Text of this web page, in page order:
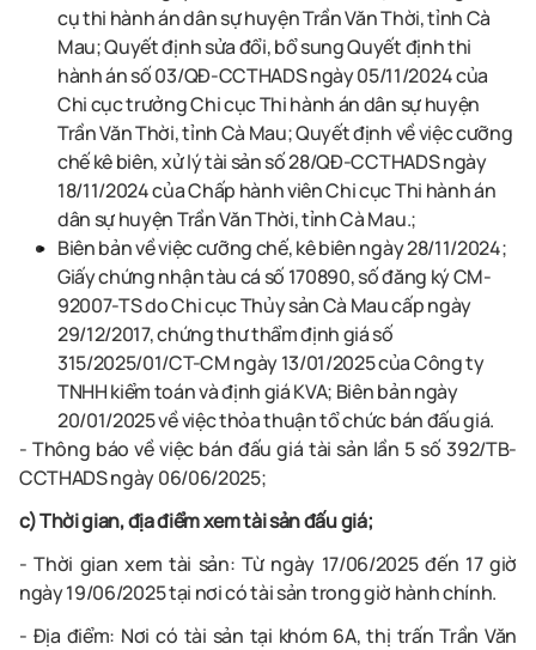
cụ thi hành án dân sự huyện Trần Văn Thời, tỉnh Cà
Mau; Quyết định sửa đổi, bổ sung Quyết định thi
hành án số 03/QĐ-CCTHADS ngày 05/11/2024 của
Chi cục trưởng Chi cục Thi hành án dân sự huyện
Trần Văn Thời, tỉnh Cà Mau; Quyết định về việc cưỡng
chế kê biên, xử lý tài sản số 28/QĐ-CCTHADS ngày
18/11/2024 của Chấp hành viên Chi cục Thi hành án
dân sự huyện Trần Văn Thời, tỉnh Cà Mau.;
Biên bản về việc cưỡng chế, kê biên ngày 28/11/2024;
Giấy chứng nhận tàu cá số 170890, số đăng ký CM-
92007-TS do Chi cục Thủy sản Cà Mau cấp ngày
29/12/2017, chứng thư thẩm định giá số
315/2025/01/CT-CM ngày 13/01/2025 của Công ty
TNHH kiểm toán và định giá KVA; Biên bản ngày
20/01/2025 về việc thỏa thuận tổ chức bán đấu giá.
-Thông báo về việc bán đấu giá tài sản lần 5 số 392/TB-
CCTHADS ngày 06/06/2025;
c) Thời gian, địa điểm xem tài sản đấu giá;
- Thời gian xem tài sản: Từ ngày 17/06/2025đến 17 giờ
ngày19/06/2025tại nơi có tài sản trong giờ hành chính.
- Địa điểm: Nơi có tài sản tại khóm 6A, thị trấn Trần Văn